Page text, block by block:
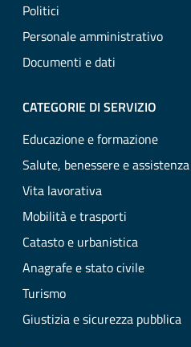
Politici
Personale amministrativo
Documenti e dati
CATEGORIE DI SERVIZIO
Educazione e formazione
Salute, benessere e assistenza
Vita lavorativa
Mobilità e trasporti
Catasto e urbanistica
Anagrafe e stato civile
Turismo
Giustizia e sicurezza pubblica